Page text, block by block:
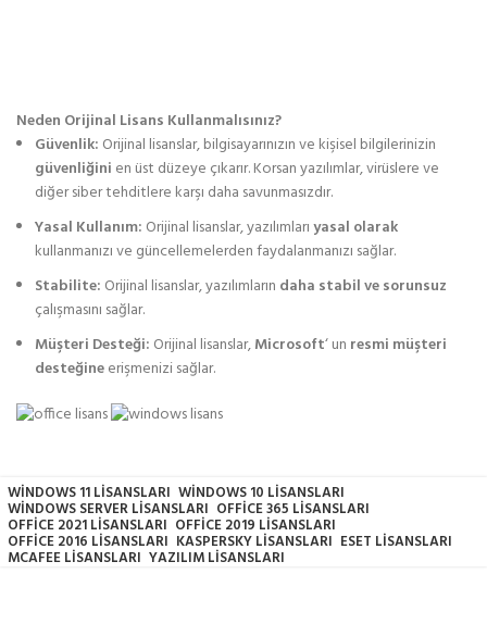
WİNDOWS 11 LİSANSLARI WİNDOWS 10 LİSANSLARI
WİNDOWS SERVER LİSANSLARI OFFİCE 365 LİSANSLARI
OFFİCE 2021 LİSANSLARI OFFİCE 2019 LİSANSLARI
OFFİCE 2016 LİSANSLARI KASPERSKY LİSANSLARI ESET LİSANSLARI
MCAFEE LİSANSLARI YAZILIM LİSANSLARI
Neden Orijinal Lisans Kullanmalısınız?
Güvenlik: Orijinal lisanslar, bilgisayarınızın ve kişisel bilgilerinizin
güvenliğini en üst düzeye çıkarır. Korsan yazılımlar, virüslere ve
diğer siber tehditlere karşı daha savunmasızdır.
Yasal Kullanım: Orijinal lisanslar, yazılımlarıyasal olarak
kullanmanızı ve güncellemelerden faydalanmanızı sağlar.
Stabilite: Orijinal lisanslar, yazılımların daha stabil ve sorunsuz
çalışmasını sağlar.
Müşteri Desteği: Orijinal lisanslar,Microsoft‘ un resmi müşteri
desteğineerişmenizi sağlar.